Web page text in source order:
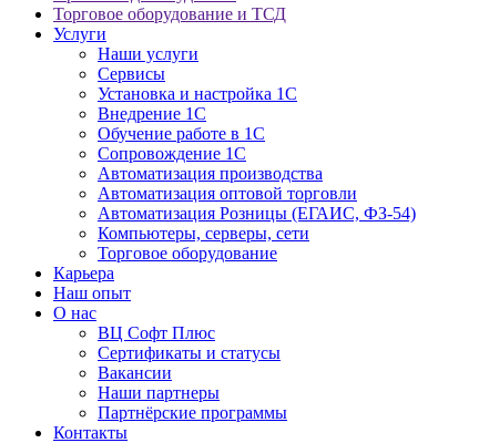
Торговое оборудование и ТСД
Услуги
Наши услуги
Сервисы
Установка и настройка 1С
Внедрение 1С
Обучение работе в 1С
Сопровождение 1С
Автоматизация производства
Автоматизация оптовой торговли
Автоматизация Розницы (ЕГАИС, ФЗ-54)
Компьютеры, серверы, сети
Торговое оборудование
Карьера
Наш опыт
О нас
ВЦ Софт Плюс
Сертификаты и статусы
Вакансии
Наши партнеры
Партнёрские программы
Контакты